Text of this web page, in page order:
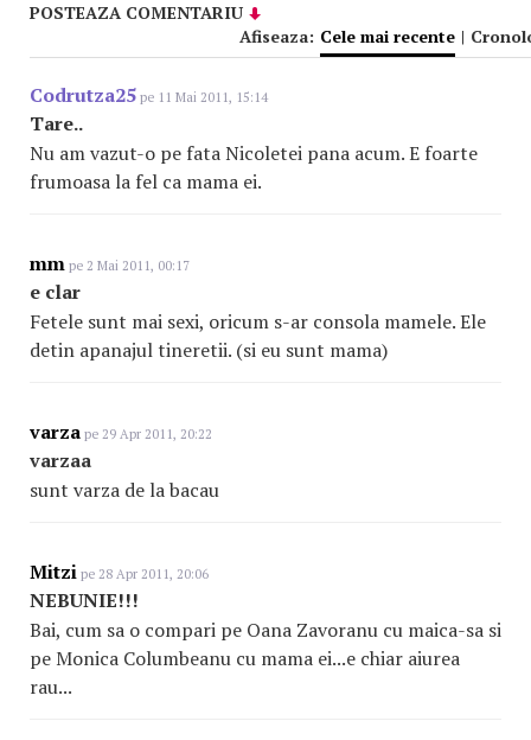
POSTEAZA COMENTARIU
Afiseaza: Cele mai recente |
Codrutza25 pe 11 Mai 2011, 15:14
Tare..
Nu am vazut-o pe fata Nicoletei pana acum. E foarte
frumoasa la fel ca mama ei.
mm pe 2 Mai 2011, 00:17
e clar
Fetele sunt mai sexi, oricum s-ar consola mamele. Ele
detin apanajul tineretii. (si eu sunt mama)
varza pe 29 Apr 2011, 20:22
varzaa
sunt varza de la bacau
Mitzi pe 28 Apr 2011, 20:06
NEBUNIE!!!
Bai, cum sa o compari pe Oana Zavoranu cu maica-sa si
pe Monica Columbeanu cu mama ei...e chiar aiurea
rau...